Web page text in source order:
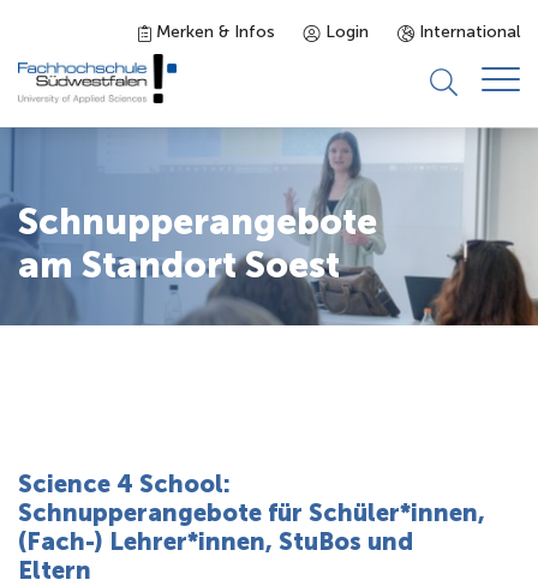
Merken & Infos Login International
Studienangebot
Karriere
Über uns
Schnupperangebote
am Standort Soest
Science 4 School:
Schnupperangebote für Schüler*innen,
(Fach-) Lehrer*innen, StuBos und
Eltern